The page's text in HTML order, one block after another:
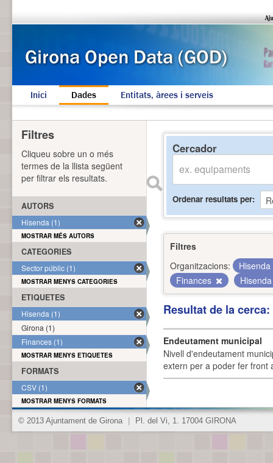
Inici Dades Entitats, àrees i serveis
Cercador
Ordenar resultats per
Filtres
Organitzacions:
Hisenda
Finances
Resultat de la
Endeutament municipal
Nivell d'endeutament
extern per a poder fer front
Filtres
Cliqueu sobre un o més
termes de la llista següent
per filtrar els resultats.
AUTORS
Hisenda (1)
MOSTRAR MÉS AUTORS
CATEGORIES
Sector públic (1)
MOSTRAR MENYS CATEGORIES
ETIQUETES
Hisenda (1)
Girona (1)
Finances (1)
MOSTRAR MENYS ETIQUETES
FORMATS
CSV (1)
MOSTRAR MENYS FORMATS
© 2013 Ajuntament de Girona Pl. del Vi, 1. 17004 GIRONA